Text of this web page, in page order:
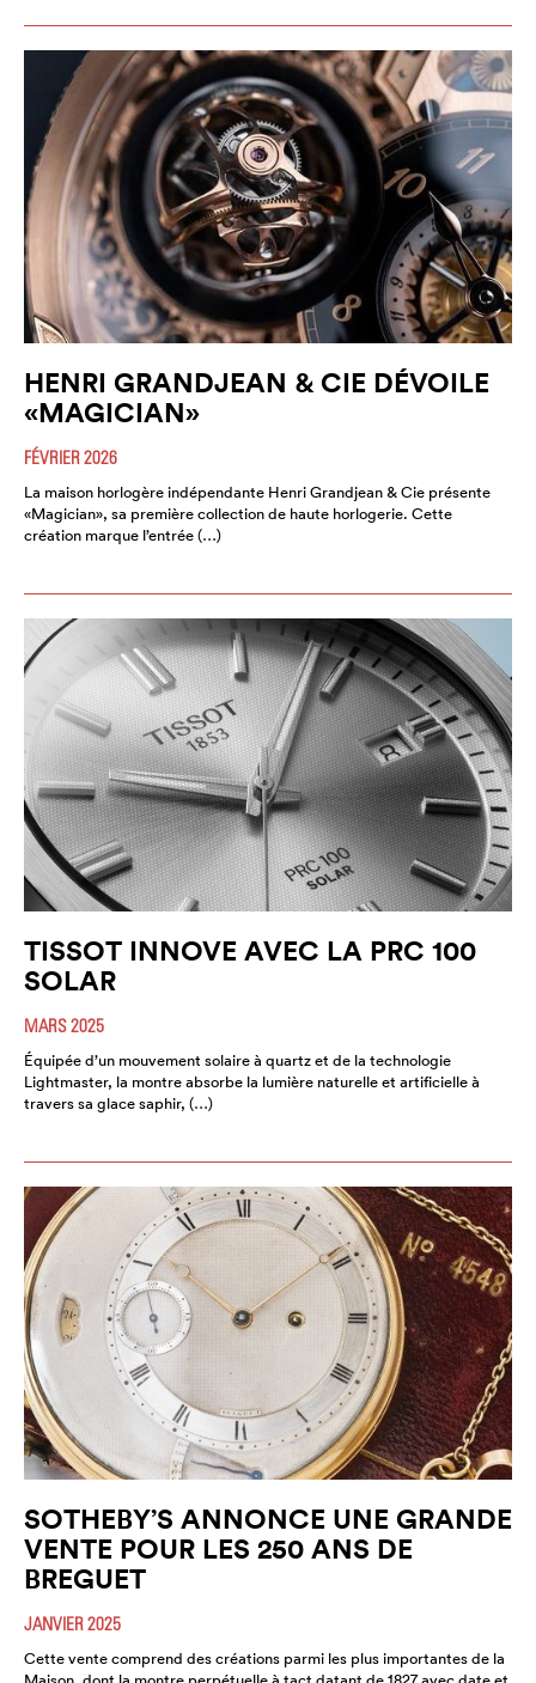
HENRI GRANDJEAN & CIE DÉVOILE
«MAGICIAN»
FÉVRIER 2026
La maison horlogère indépendante Henri Grandjean & Cie présente
«Magician», sa première collection de haute horlogerie. Cette
création marque l’entrée (…)
TISSOT INNOVE AVEC LA PRC 100
SOLAR
MARS 2025
Équipée d’un mouvement solaire à quartz et de la technologie
Lightmaster, la montre absorbe la lumière naturelle et artificielle à
travers sa glace saphir, (…)
SOTHEBY’S ANNONCE UNE GRANDE
VENTE POUR LES 250 ANS DE
BREGUET
JANVIER 2025
Cette vente comprend des créations parmi les plus importantes de la